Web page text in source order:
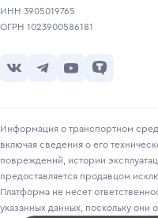
ИНН 3905019765
ОГРН 1023900586181
Информация о транспортном
включая сведения о его
повреждений, истории
предоставляется продавцом
Платформа не несет
указанных данных, поскольку они